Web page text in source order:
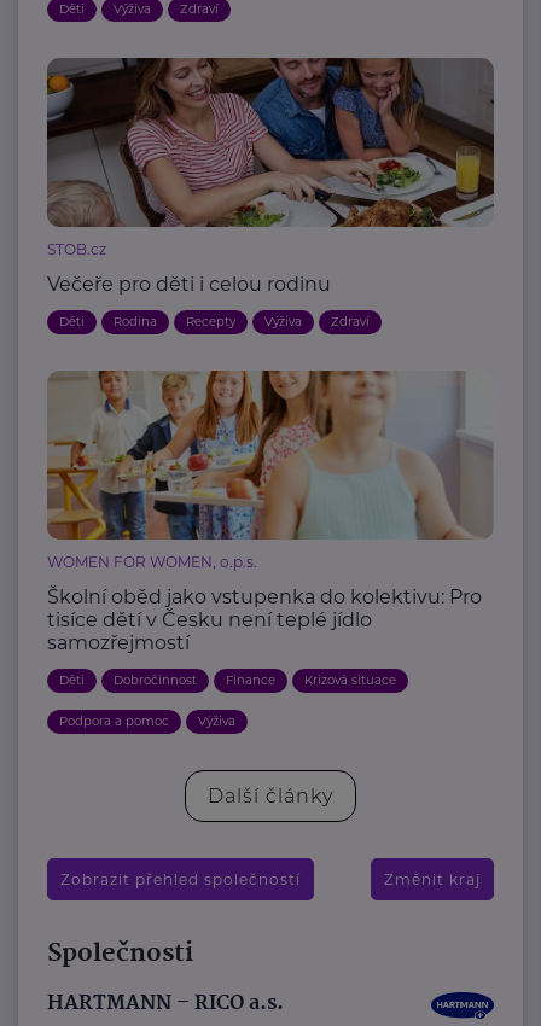
Děti Výživa Zdraví
STOB.cz
Večeře pro děti i celou rodinu
Děti Rodina Recepty Výživa Zdraví
WOMEN FOR WOMEN, o.p.s.
Školní oběd jako vstupenka do kolektivu: Pro
tisíce dětí v Česku není teplé jídlo
samozřejmostí
Děti Dobročinnost Finance Krizová situace
Podpora a pomoc Výživa
Další články
Zobrazit přehled společností Změnit kraj
Společnosti
HARTMANN – RICO a.s.